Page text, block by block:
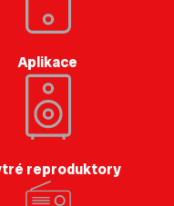
Aplikace
reproduktory